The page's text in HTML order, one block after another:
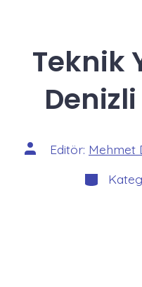
Teknik
Yazının
yazarı
Editör: Mehmet